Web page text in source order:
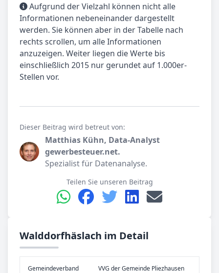
Aufgrund der Vielzahl können nicht alle
Informationen nebeneinander dargestellt
werden. Sie können aber in der Tabelle nach
rechts scrollen, um alle Informationen
anzuzeigen. Weiter liegen die Werte bis
einschließlich 2015 nur gerundet auf 1.000er-
Stellen vor.
Dieser Beitrag wird betreut von:
Matthias Kühn, Data-Analyst
gewerbesteuer.net.
Spezialist für Datenanalyse.
Teilen Sie unseren Beitrag
Walddorfhäslach im Detail
Gemeinde­verband VVG der Gemeinde Pliezhausen